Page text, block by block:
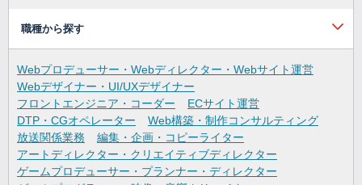
職種から探す
Webプロデューサー・Webディレクター・Webサイト運営
Webデザイナー・UI/UXデザイナー
フロントエンジニア・コーダー
ECサイト運営
DTP・CGオペレーター
Web構築・制作コンサルティング
放送関係業務
編集・企画・コピーライター
アートディレクター・クリエイティブディレクター
ゲームプロデューサー・プランナー・ディレクター